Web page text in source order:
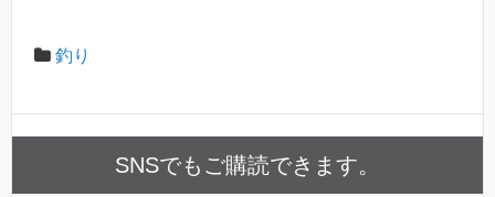
釣り
SNSでもご購読できます。